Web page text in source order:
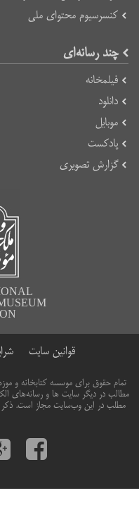
کنسرسیوم محتوای ملی
چند رسانه‌ای
فیلمخانه
دانلود
موبایل
پادکست
گزارش تصویری
قوانین سایت
تمام حقوق برای موسسه کتابخانه و
مطالب در دیگر سایت ها و رسانه‌های
مطلب در این وب‌سایت مجاز است. ذکر